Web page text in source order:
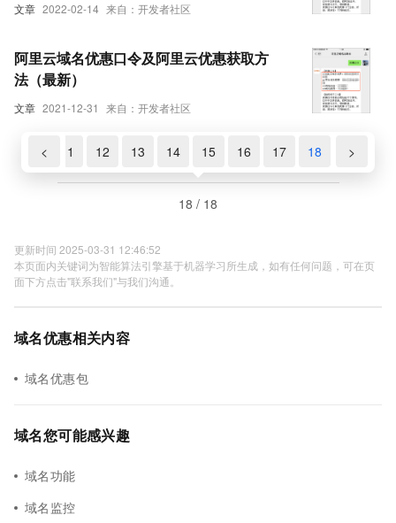
文章 2022-02-14 来自：开发者社区
文章 2021-12-31 来自：开发者社区
阿里云域名优惠口令及阿里云优惠获取方
法（最新）
< 11 12 13 14 15 16 17 18 >
18 / 18
更新时间 2025-03-31 12:46:52
本页面内关键词为智能算法引擎基于机器学习所生成，如有任何问题，可在页
面下方点击"联系我们"与我们沟通。
域名优惠相关内容
域名优惠包
域名您可能感兴趣
域名功能
域名监控